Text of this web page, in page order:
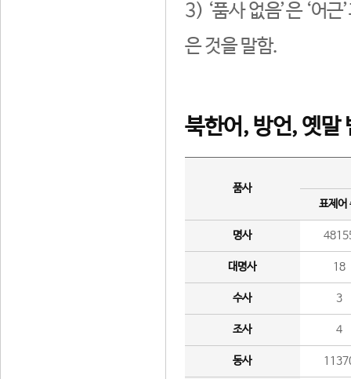
3) ‘품사 없음’은 ‘어
은 것을 말함.
북한어, 방언, 옛말
품사
표제어
명사
대명사 18
수사 3
조사 4
동사